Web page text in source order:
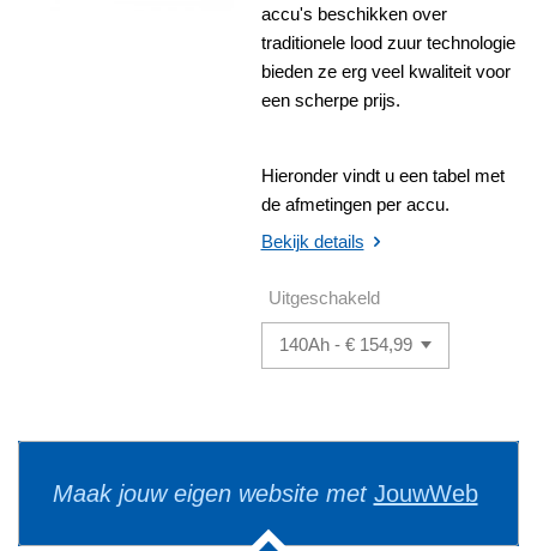
accu's beschikken over
traditionele lood zuur technologie
bieden ze erg veel kwaliteit voor
een scherpe prijs.
Hieronder vindt u een tabel met
de afmetingen per accu.
Bekijk details
Uitgeschakeld
Maak jouw eigen website met JouwWeb